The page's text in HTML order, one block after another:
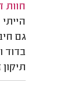
חוות
גם
בדוד